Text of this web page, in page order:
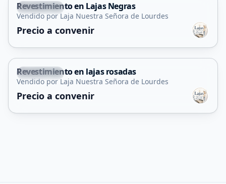
La Florida
Revestimiento en Lajas Negras
Vendido por Laja Nuestra Señora de Lourdes
Precio a convenir
La Florida
Revestimiento en lajas rosadas
Vendido por Laja Nuestra Señora de Lourdes
Precio a convenir